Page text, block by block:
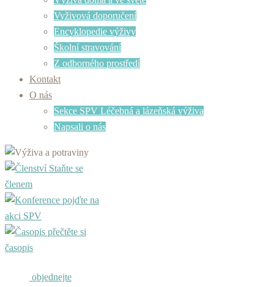
Vyživová doporučení
Encyklopedie výživy
Školní stravování
Z odborného prostředí
Kontakt
O nás
Sekce SPV Léčebná a lázeňská výživa
Napsali o nás
Staňte se
členem
pojďte na
akci SPV
přečtěte si
časopis
objednejte